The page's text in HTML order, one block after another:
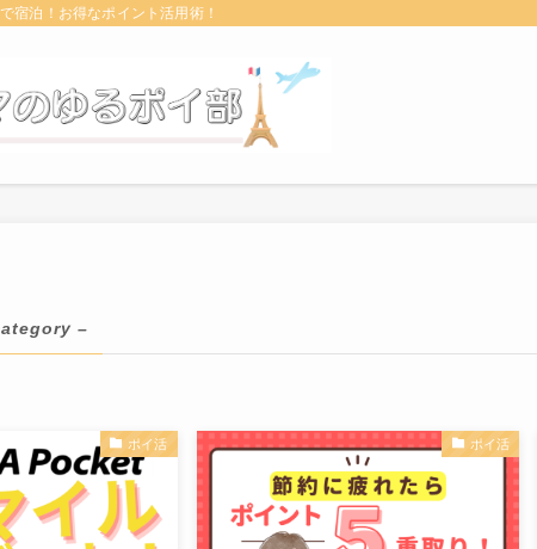
宿泊！お得なポイント活用術！
–
ポイ活 ポイ活